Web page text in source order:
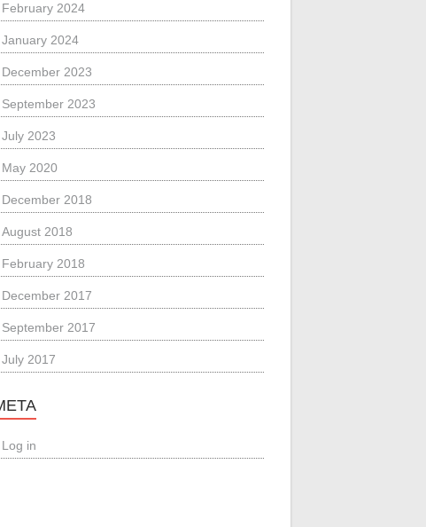
February 2024
January 2024
December 2023
September 2023
July 2023
May 2020
December 2018
August 2018
February 2018
December 2017
September 2017
July 2017
Log in